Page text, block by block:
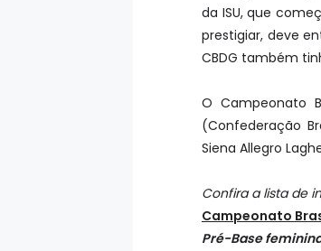
da ISU, que
prestigiar, deve
CBDG também
O Campeonato
(Confederação
Siena Allegro
Confira a lista de
Campeonato
Pré-Base